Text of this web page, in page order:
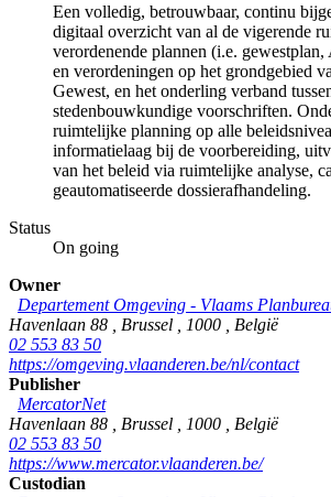
Een volledig, betrouwbaar, continu
digitaal overzicht van al de vigerende
verordenende plannen (i.e.
en verordeningen op het grondgebied
Gewest, en het onderling verband
stedenbouwkundige voorschriften.
ruimtelijke planning op alle
informatielaag bij de voorbereiding,
van het beleid via ruimtelijke analyse,
geautomatiseerde dossierafhandeling.
Status
On going
Owner
Departement Omgeving - Vlaams
Havenlaan 88
Brussel 1000
België
02 553 83 50
https://omgeving.vlaanderen.be/nl/contact
Publisher
MercatorNet
Havenlaan 88
Brussel 1000
België
02 553 83 50
https://www.mercator.vlaanderen.be/
Custodian